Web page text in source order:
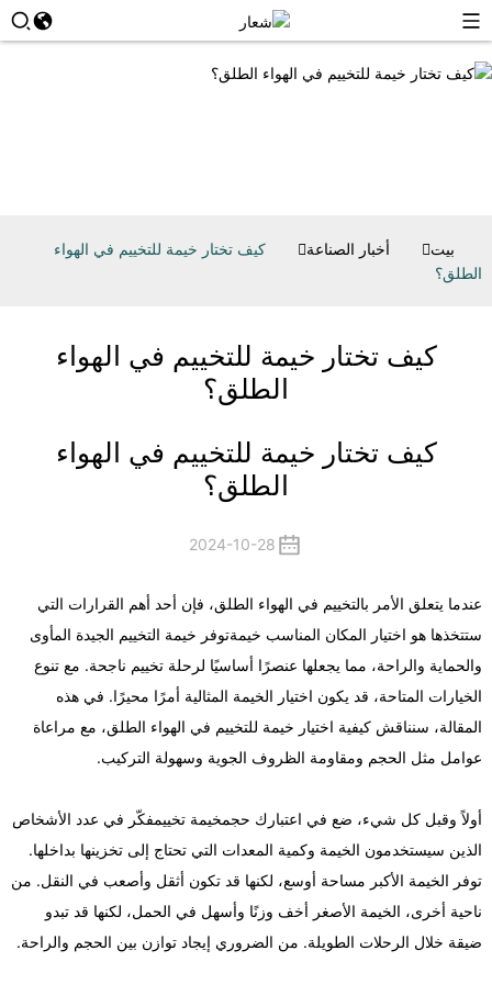
بيت أخبار الصناعة
كيف تختار خيمة للتخييم في الهواء
الطلق؟
كيف تختار خيمة للتخييم في الهواء
الطلق؟
كيف تختار خيمة للتخييم في الهواء
الطلق؟
2024-10-28
عندما يتعلق الأمر بالتخييم في الهواء الطلق، فإن أحد أهم القرارات التي
ستتخذها هو اختيار المكان المناسب خيمةتوفر خيمة التخييم الجيدة المأوى
والحماية والراحة، مما يجعلها عنصرًا أساسيًا لرحلة تخييم ناجحة. مع تنوع
الخيارات المتاحة، قد يكون اختيار الخيمة المثالية أمرًا محيرًا. في هذه
المقالة، سنناقش كيفية اختيار خيمة للتخييم في الهواء الطلق، مع مراعاة
عوامل مثل الحجم ومقاومة الظروف الجوية وسهولة التركيب.
أولاً وقبل كل شيء، ضع في اعتبارك حجمخيمة تخييمفكّر في عدد الأشخاص
الذين سيستخدمون الخيمة وكمية المعدات التي تحتاج إلى تخزينها بداخلها.
توفر الخيمة الأكبر مساحة أوسع، لكنها قد تكون أثقل وأصعب في النقل. من
ناحية أخرى، الخيمة الأصغر أخف وزنًا وأسهل في الحمل، لكنها قد تبدو
ضيقة خلال الرحلات الطويلة. من الضروري إيجاد توازن بين الحجم والراحة.